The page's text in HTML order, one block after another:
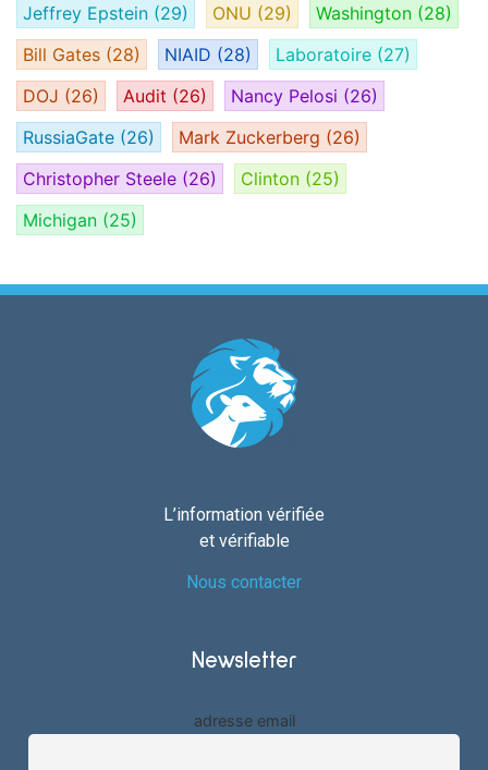
Jeffrey Epstein (29) ONU (29) Washington (28)
Bill Gates (28) NIAID (28) Laboratoire (27)
DOJ (26) Audit (26) Nancy Pelosi (26)
RussiaGate (26) Mark Zuckerberg (26)
Christopher Steele (26) Clinton (25)
Michigan (25)
L’information vérifiée
et vérifiable
Nous contacter
Newsletter
adresse email